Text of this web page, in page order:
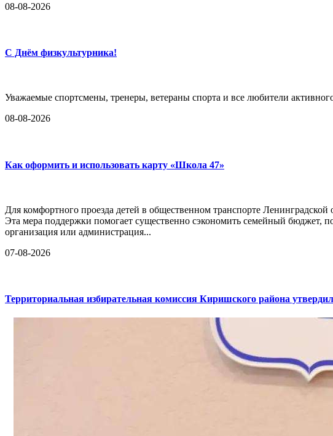
08-08-2026
С Днём физкультурника!
Уважаемые спортсмены, тренеры, ветераны спорта и все любители
08-08-2026
Как оформить и использовать карту «Школа 47»
Для комфортного проезда детей в общественном транспорте
Эта мера поддержки помогает существенно сэкономить семейный бюджет,
организация или администрация...
07-08-2026
Территориальная избирательная комиссия Киришского района